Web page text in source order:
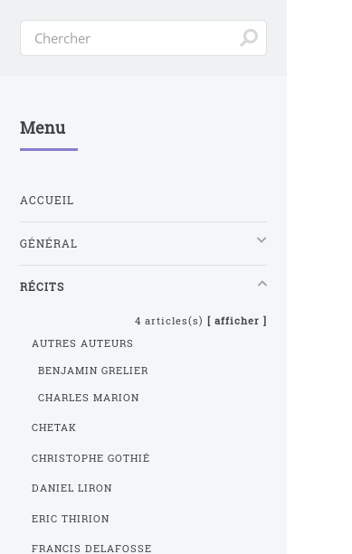
Menu
ACCUEIL
GÉNÉRAL
RÉCITS
4 articles(s) [ afficher ]
AUTRES AUTEURS
BENJAMIN GRELIER
CHARLES MARION
CHETAK
CHRISTOPHE GOTHIÉ
DANIEL LIRON
ERIC THIRION
FRANCIS DELAFOSSE